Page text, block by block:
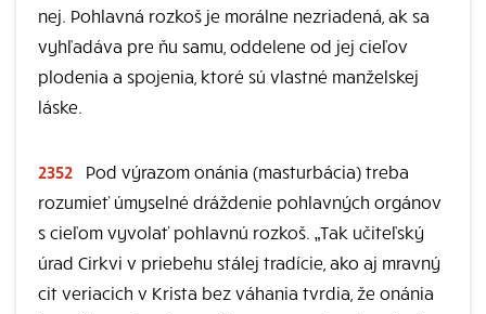
nej. Pohlavná rozkoš je morálne nezriadená, ak sa
vyhľadáva pre ňu samu, oddelene od jej cieľov
plodenia a spojenia, ktoré sú vlastné manželskej
láske.
2352
Pod výrazom onánia (masturbácia) treba
rozumieť úmyselné dráždenie pohlavných orgánov
s cieľom vyvolať pohlavnú rozkoš. „Tak učiteľský
úrad Cirkvi v priebehu stálej tradície, ako aj mravný
cit veriacich v Krista bez váhania tvrdia, že onánia